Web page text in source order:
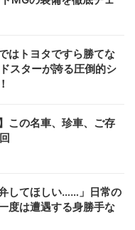
はトヨタですら勝てな
スターが誇る圧倒的シ
この名車、珍車、ご存
してほしい……」日常の
度は遭遇する身勝手な